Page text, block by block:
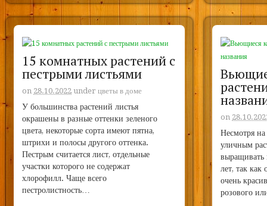
15 комнатных растений с
пестрыми листьями
on 28.10.2022 underцветы в доме
У большинства растений листья
окрашены в разные оттенки зеленого
цвета, некоторые сорта имеют пятна,
штрихи и полосы другого оттенка.
Пестрым считается лист, отдельные
участки которого не содержат
хлорофилл. Чаще всего
пестролистность…
on
Несмотря на
уличным
лет, так как
очень
розового